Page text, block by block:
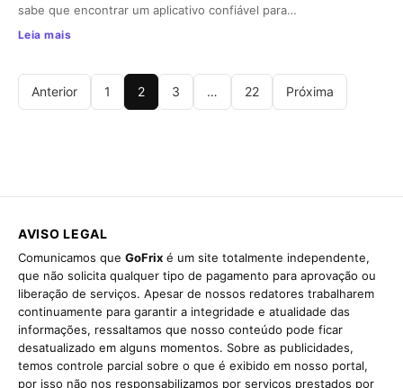
sabe que encontrar um aplicativo confiável para…
Leia mais
Anterior 1 2 3 … 22 Próxima
AVISO LEGAL
Comunicamos que GoFrix é um site totalmente independente,
que não solicita qualquer tipo de pagamento para aprovação ou
liberação de serviços. Apesar de nossos redatores trabalharem
continuamente para garantir a integridade e atualidade das
informações, ressaltamos que nosso conteúdo pode ficar
desatualizado em alguns momentos. Sobre as publicidades,
temos controle parcial sobre o que é exibido em nosso portal,
por isso não nos responsabilizamos por serviços prestados por